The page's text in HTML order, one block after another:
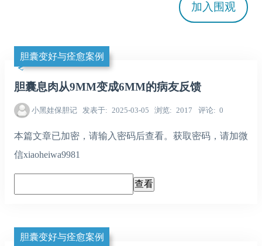
加入 围观
胆囊变好与痊愈案例
胆囊息肉从9MM变成6MM的病友反馈
小黑娃保胆记 发表于 2025-03-05 浏览 2017 评论 0
本篇文章已加密，请输入密码后查看。获取密码，请加微
信xiaoheiwa9981
胆囊变好与痊愈案例